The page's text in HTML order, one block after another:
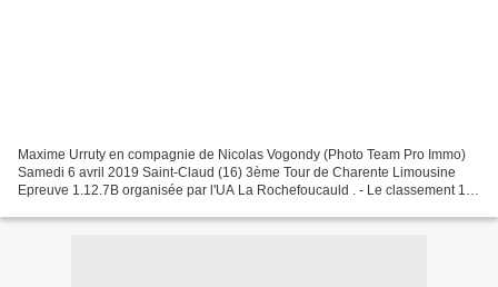
Maxime Urruty en compagnie de Nicolas Vogondy (Photo Team Pro Immo)
Samedi 6 avril 2019 Saint-Claud (16) 3ème Tour de Charente Limousine
Epreuve 1.12.7B organisée par l'UA La Rochefoucauld . - Le classement 1 :